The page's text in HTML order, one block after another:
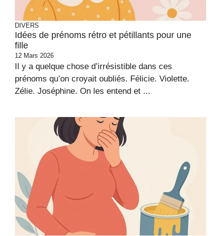
DIVERS
Idées de prénoms rétro et pétillants pour une
fille
12 Mars 2026
Il y a quelque chose d’irrésistible dans ces
prénoms qu’on croyait oubliés. Félicie. Violette.
Zélie. Joséphine. On les entend et ...